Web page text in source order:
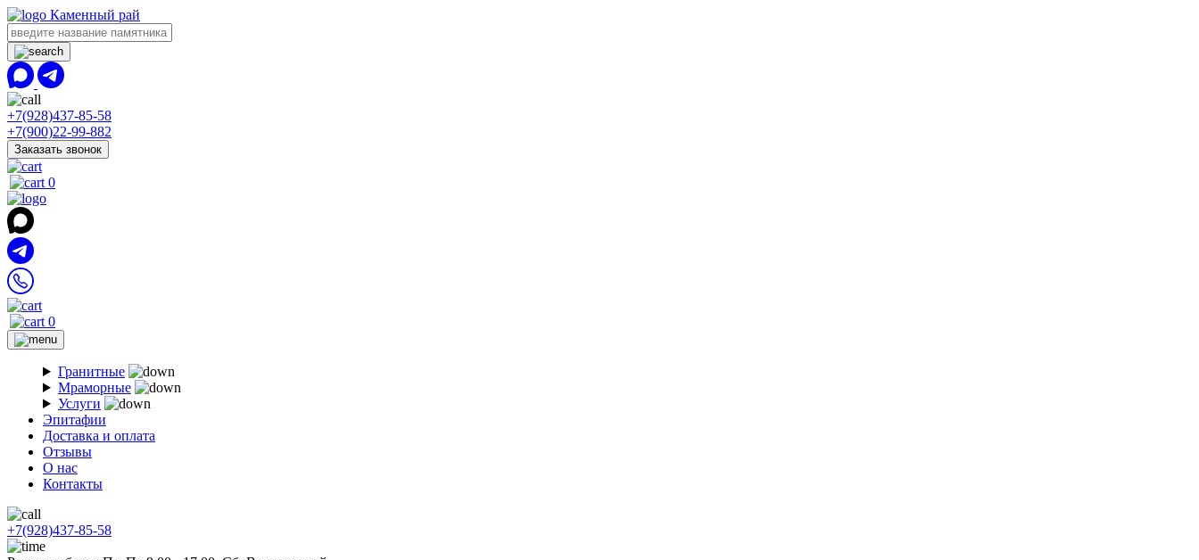
Каменный рай
+7(928)437-85-58
+7(900)22-99-882
Заказать звонок
0
0
Гранитные
Мраморные
Услуги
Эпитафии
Доставка и оплата
Отзывы
О нас
Контакты
+7(928)437-85-58